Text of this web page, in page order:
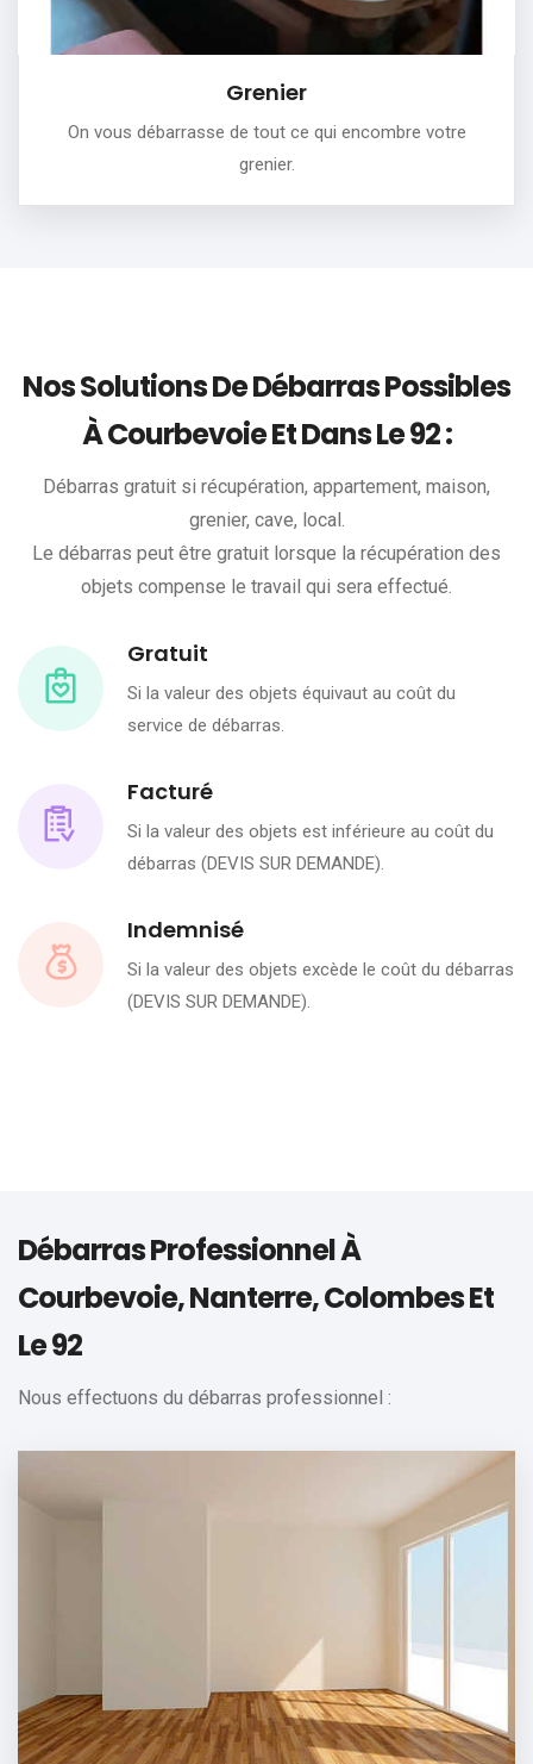
Grenier
On vous débarrasse de tout ce qui encombre votre
grenier.
Nos Solutions De Débarras Possibles
À Courbevoie Et Dans Le 92 :
Débarras gratuit si récupération, appartement, maison,
grenier, cave, local.
Le débarras peut être gratuit lorsque la récupération des
objets compense le travail qui sera effectué.
Gratuit
Si la valeur des objets équivaut au coût du
service de débarras.
Facturé
Si la valeur des objets est inférieure au coût du
débarras (DEVIS SUR DEMANDE).
Indemnisé
Si la valeur des objets excède le coût du débarras
(DEVIS SUR DEMANDE).
Débarras Professionnel À
Courbevoie, Nanterre, Colombes Et
Le 92
Nous effectuons du débarras professionnel :
Bureaux
débarras de qualité.
PLUS DE DÉTAILS